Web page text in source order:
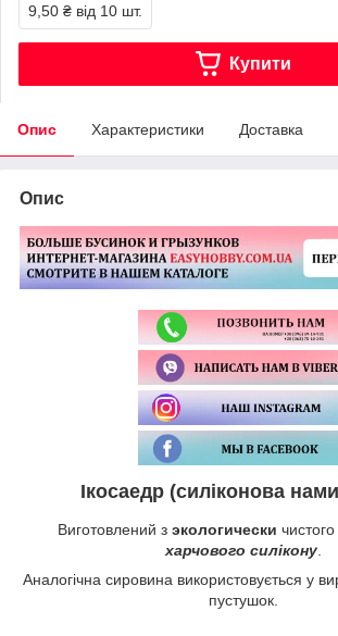
9,50 ₴ від 10 шт.
Купити
Опис Характеристики Доставка
Опис
Ікосаедр (силіконова
Виготовлений з экологически
харчового силікону.
Аналогічна сировина використовується у
пустушок.